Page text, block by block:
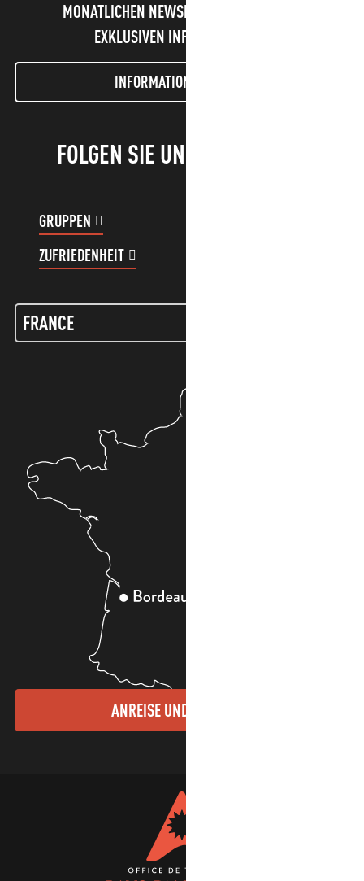
MONATLICHEN NEWSLETTER UND UNSERE
EXKLUSIVEN INFORMATIONEN!
INFORMATIONEN LETTER
FOLGEN SIE UNS!
GRUPPEN
ZUFRIEDENHEIT
ANREISE UND KONTAKTE